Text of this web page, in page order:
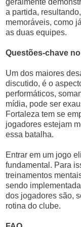
geralmente
a partida,
memoráveis, como
as duas equipes.
Questões-chave
Um dos maiores
discutido, é o
performáticos,
mídia, pode ser
Fortaleza tem se
jogadores estejam
essa batalha.
Entrar em um jogo
fundamental. Para
treinamentos
sendo
dos jogadores são,
rotina do clube.